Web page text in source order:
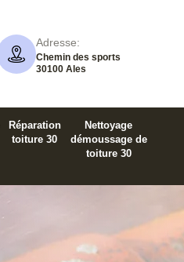
Adresse:
Chemin des sports
30100 Ales
Réparation
toiture 30
Nettoyage
démoussage de
toiture 30